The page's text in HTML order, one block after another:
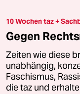
10 Wochen taz +
Gegen
Zeiten wie diese
unabhängig,
Faschismus,
die taz und